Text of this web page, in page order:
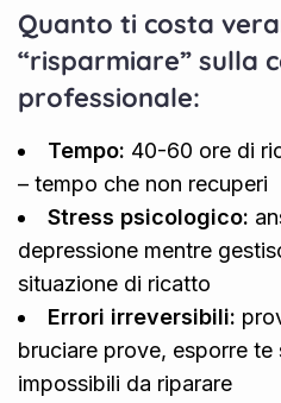
Quanto ti costa
“risparmiare” sulla
professionale:
Tempo: 40-60 ore di
– tempo che non recuperi
Stress psicologico:
depressione mentre
situazione di ricatto
Errori irreversibili:
bruciare prove, esporre te
impossibili da riparare